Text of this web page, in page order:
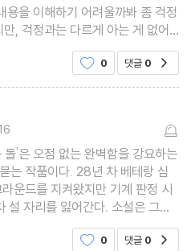
용을 이해하기 어려울까봐 좀 걱정
, 걱정과는 다르게 아는 게 없어
있었다.(다 읽고, 표지를 다시 보
경 쓰인다)책의 마지막 장에 ＜야
이
0 댓글 0
'은 오점 없는 완벽함을 강요하는
는 작품이다. 28년 차 베테랑 심
운드를 지켜왔지만 기계 판정 시
자리를 잃어간다. 소설은 그가
의 심판 대결을 펼치게 되는 과정을
선 인간의 뜨
0 댓글 0